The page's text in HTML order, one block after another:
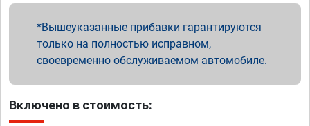
Вышеуказанные прибавки гарантируются
только на полностью исправном,
своевременно обслуживаемом автомобиле.
Включено в стоимость: